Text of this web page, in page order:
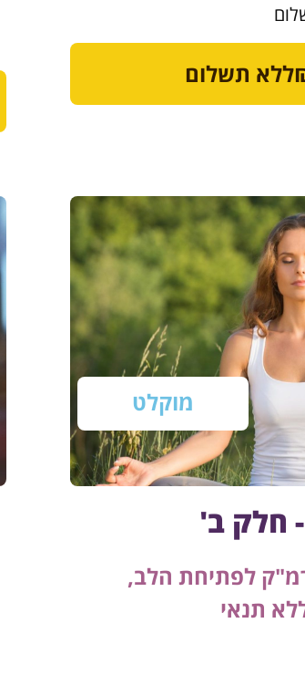
תשלום
מוקלט
חלק ב'
לפתיחת הלב,
תנאי